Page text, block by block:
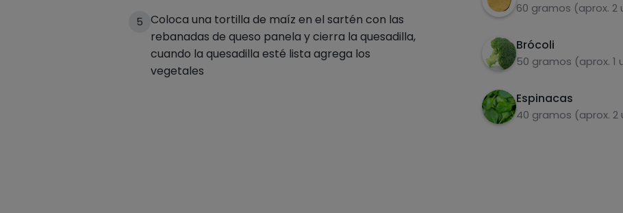
5 Coloca una tortilla de maíz en el sartén con las
rebanadas de queso panela y cierra la quesadilla,
cuando la quesadilla esté lista agrega los
vegetales
60 gramos (aprox. 2
Brócoli
50 gramos (aprox. 1
Espinacas
40 gramos (aprox. 2